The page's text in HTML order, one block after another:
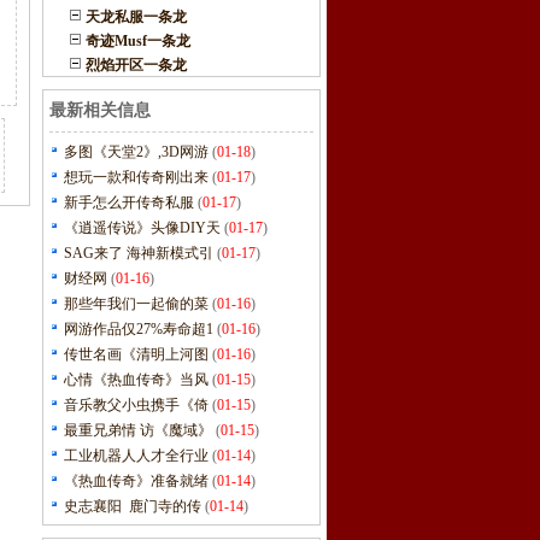
天龙私服一条龙
奇迹Musf一条龙
烈焰开区一条龙
最新相关信息
多图《天堂2》,3D网游 (01-18)
想玩一款和传奇刚出来 (01-17)
新手怎么开传奇私服 (01-17)
《逍遥传说》头像DIY天 (01-17)
SAG来了 海神新模式引
(01-17)
财经网 (01-16)
那些年我们一起偷的菜 (01-16)
网游作品仅27%寿命超1 (01-16)
传世名画《清明上河图 (01-16)
心情《热血传奇》当风 (01-15)
音乐教父小虫携手《倚 (01-15)
最重兄弟情 访《魔域》
(01-15)
工业机器人人才全行业 (01-14)
《热血传奇》准备就绪 (01-14)
史志襄阳 鹿门寺的传 (01-14)